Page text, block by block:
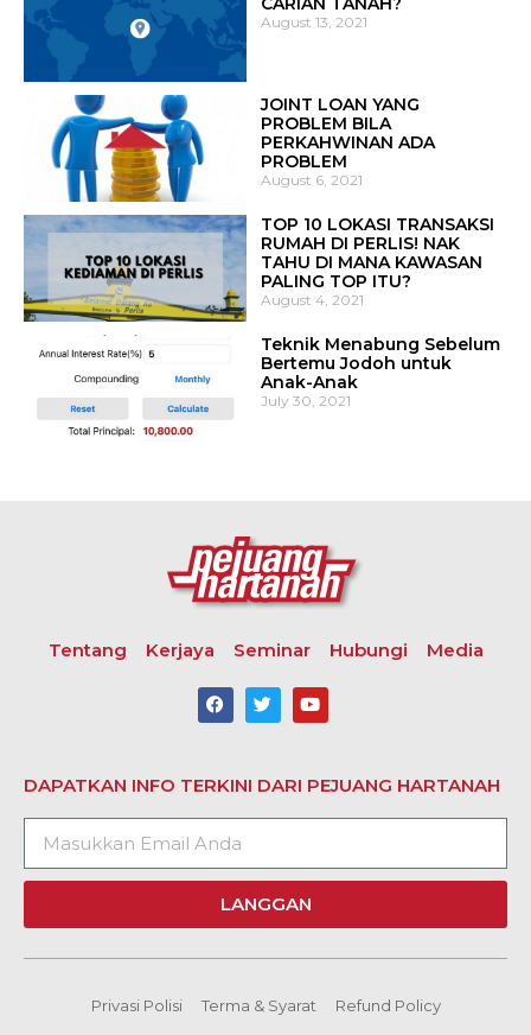
August 13, 2021
JOINT LOAN YANG
PROBLEM BILA
PERKAHWINAN ADA
PROBLEM
August 6, 2021
TOP 10 LOKASI TRANSAKSI
RUMAH DI PERLIS! NAK
TAHU DI MANA KAWASAN
PALING TOP ITU?
August 4, 2021
Teknik Menabung Sebelum
Bertemu Jodoh untuk
Anak-Anak
July 30, 2021
Tentang Kerjaya Seminar Hubungi Media
DAPATKAN INFO TERKINI DARI PEJUANG HARTANAH
LANGGAN
Privasi Polisi Terma & Syarat Refund Policy